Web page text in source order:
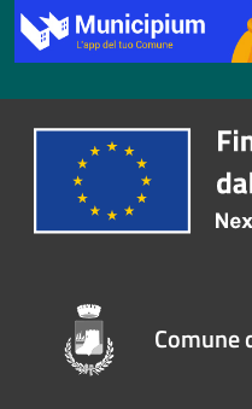
Comune